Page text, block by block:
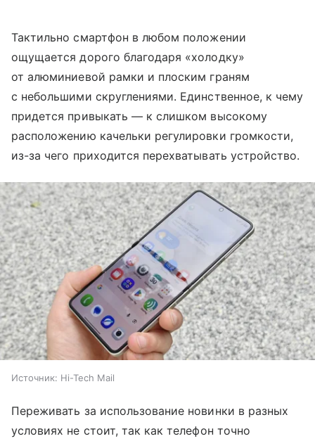
Тактильно смартфон в любом положении
ощущается дорого благодаря «холодку»
от алюминиевой рамки и плоским граням
с небольшими скруглениями. Единственное, к чему
придется привыкать — к слишком высокому
расположению качельки регулировки громкости,
из-за чего приходится перехватывать устройство.
Источник: Hi-Tech Mail
Переживать за использование новинки в разных
условиях не стоит, так как телефон точно